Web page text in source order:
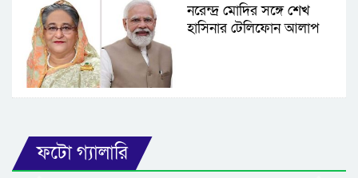
নরেন্দ্র মোদির সঙ্গে শেখ
হাসিনার টেলিফোন আলাপ
ফটো গ্যালারি